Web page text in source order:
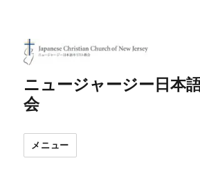
ニュージャージー日本
会
メニュー